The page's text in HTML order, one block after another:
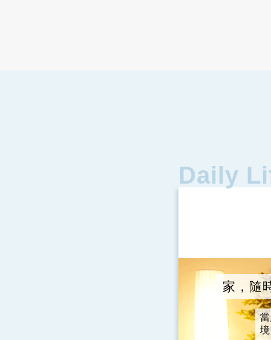
Daily
家，隨